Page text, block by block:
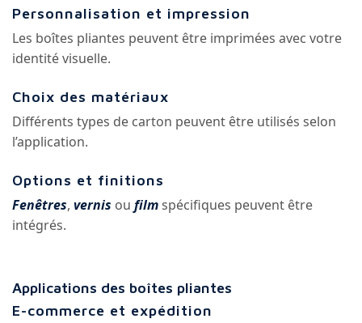
Personnalisation et impression
Les boîtes pliantes peuvent être imprimées avec votre
identité visuelle.
Choix des matériaux
Différents types de carton peuvent être utilisés selon
l’application.
Options et finitions
Fenêtres, vernis ou filmspécifiques peuvent être
intégrés.
Applications des boîtes pliantes
E-commerce et expédition